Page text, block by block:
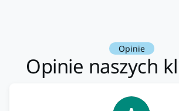
Opinie
Opinie naszych